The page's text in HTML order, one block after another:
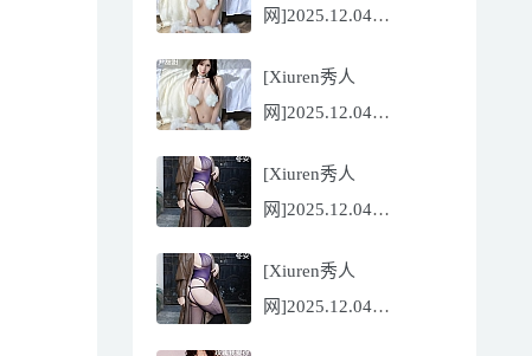
网]2025.12.04
[56P/602.69MB]
[Xiuren秀人
网]2025.12.04
[56P/602.69MB]
[Xiuren秀人
网]2025.12.04
[71P/960.78MB]
[Xiuren秀人
网]2025.12.04